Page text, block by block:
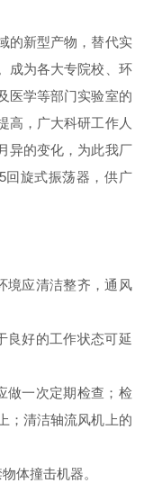
的新型产物，替代实
成为各大专院校、环
医学等部门实验室的
高，广大科研工作人
异的变化，为此我厂
回旋式振荡器，供广
境应清洁整齐，通风
良好的工作状态可延
做一次定期检查；检
；清洁轴流风机上的
体撞击机器。